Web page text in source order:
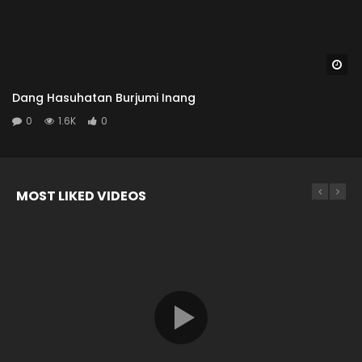
Dang Hasuhatan Burjumi Inang
0 1.6K 0
MOST LIKED VIDEOS